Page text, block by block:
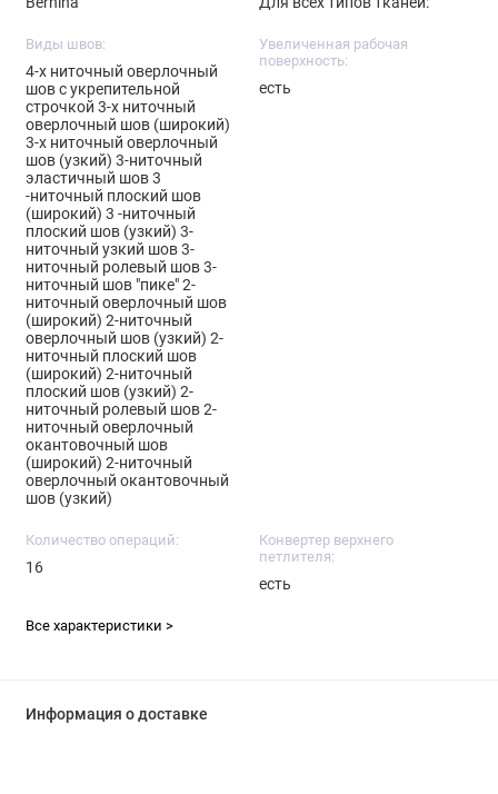
Виды швов:
4-х ниточный оверлочный
шов с укрепительной
строчкой 3-х ниточный
оверлочный шов (широкий)
3-х ниточный оверлочный
шов (узкий) 3-ниточный
эластичный шов 3
-ниточный плоский шов
(широкий) 3 -ниточный
плоский шов (узкий) 3-
ниточный узкий шов 3-
ниточный ролевый шов 3-
ниточный шов "пике" 2-
ниточный оверлочный шов
(широкий) 2-ниточный
оверлочный шов (узкий) 2-
ниточный плоский шов
(широкий) 2-ниточный
плоский шов (узкий) 2-
ниточный ролевый шов 2-
ниточный оверлочный
окантовочный шов
(широкий) 2-ниточный
оверлочный окантовочный
шов (узкий)
Увеличенная рабочая
поверхность:
есть
Количество операций:
16
Конвертер верхнего
петлителя:
есть
Все характеристики >
Информация о доставке